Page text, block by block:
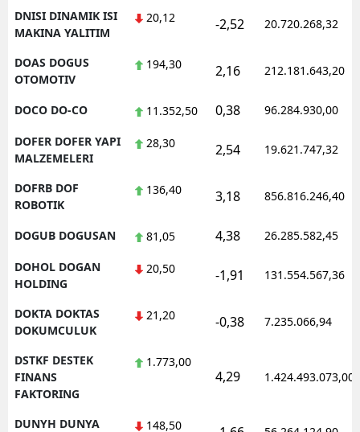
DNISI DINAMIK ISI
MAKINA YALITIM
20,12 -2,52 20.720.268,32
DOAS DOGUS
OTOMOTIV
194,30 2,16 212.181.643,20
DOCO DO-CO 11.352,50 0,38 96.284.930,00
DOFER DOFER YAPI
MALZEMELERI
28,30 2,54 19.621.747,32
DOFRB DOF
ROBOTIK
136,40 3,18 856.816.246,40
DOGUB DOGUSAN 81,05 4,38 26.285.582,45
DOHOL DOGAN
HOLDING
20,50 -1,91 131.554.567,36
DOKTA DOKTAS
DOKUMCULUK
21,20 -0,38 7.235.066,94
DSTKF DESTEK
FINANS
FAKTORING
1.773,00
4,29 1.424.493.073,00
DUNYH DUNYA 148,50